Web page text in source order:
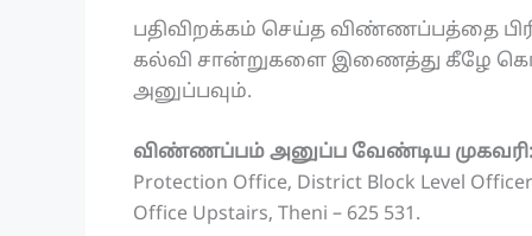
பதிவிறக்கம் செய்த விண்ணப்பத்தை
கல்வி சான்றுகளை இணைத்து கீழே
அனுப்பவும்.
விண்ணப்பம் அனுப்ப வேண்டிய முகவரி:
Protection Office, District Block Level
Office Upstairs, Theni – 625 531.